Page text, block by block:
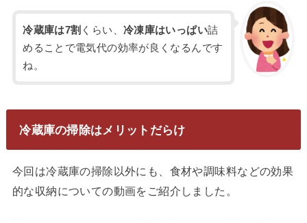
冷蔵庫は7割 くらい、 冷凍庫はいっぱい詰
めることで電気代の効率が良くなるんです
ね。
冷蔵庫の掃除はメリットだらけ
今回は冷蔵庫の掃除以外にも、食材や調味料などの効果
的な収納についての動画をご紹介しました。